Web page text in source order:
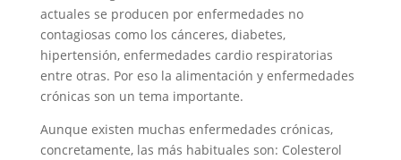
actuales se producen por enfermedades no
contagiosas como los cánceres, diabetes,
hipertensión, enfermedades cardio respiratorias
entre otras. Por eso la alimentación y enfermedades
crónicas son un tema importante.
Aunque existen muchas enfermedades crónicas,
concretamente, las más habituales son: Colesterol